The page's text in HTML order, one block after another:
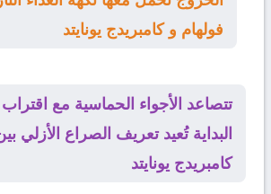
فولهام و كامبريدج يونايتد
البداية تُعيد تعريف الصراع الأزلي
كامبريدج يونايتد